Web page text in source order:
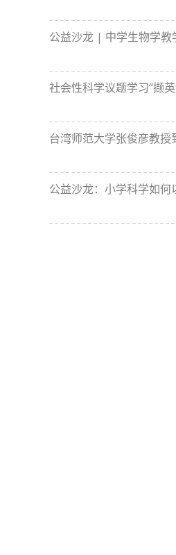
公益沙龙 | 中学生物学
社会性科学议题学习“撷
台湾师范大学张俊彦教
公益沙龙：小学科学如